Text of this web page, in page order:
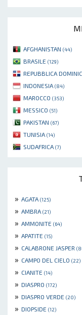
AFGHANISTAN (44)
BRASILE (129)
REPUBBLICA
INDONESIA (84)
MAROCCO (353)
MESSICO (51)
PAKISTAN (67)
TUNISIA (14)
SUDAFRICA (7)
» AGATA (125)
» AMBRA (21)
» AMMONITE (64)
» APATITE (15)
» CALABRONE JASPER
» CAMPO DEL CIELO (22)
» CIANITE (14)
» DIASPRO (172)
» DIASPRO VERDE (20)
» DIOPSIDE (12)